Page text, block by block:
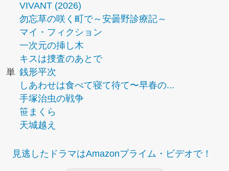
VIVANT (2026)
勿忘草の咲く町で～安曇野診療記～
マイ・フィクション
一次元の挿し木
キスは捜査のあとで
単 銭形平次
しあわせは食べて寝て待て〜早春の...
手塚治虫の戦争
笹まくら
天城越え
見逃したドラマはAmazonプライム・ビデオで！